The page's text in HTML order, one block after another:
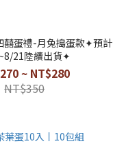
囍蛋禮-月兔搗蛋款✦預計
21陸續出貨✦
~ NT$280
NT$350